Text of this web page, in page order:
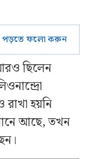
পড়তে ফলো করুন
ছিলেন
হয়নি
আছে, তখন